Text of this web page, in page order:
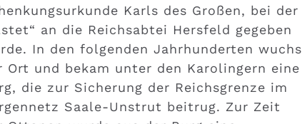
Karls des Großen, bei der
an die Reichsabtei Hersfeld gegeben
In den folgenden Jahrhunderten wuchs
Ort und bekam unter den Karolingern eine
die zur Sicherung der Reichsgrenze im
Saale-Unstrut beitrug. Zur Zeit